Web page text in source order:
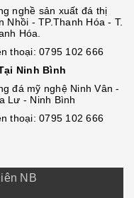
nghề sản xuất đá thị
Nhồi - TP.Thanh Hóa - T.
Hóa.
thoại: 0795 102 666
Ninh Bình
đá mỹ nghệ Ninh Vân -
Lư - Ninh Bình
thoại: 0795 102 666
NB